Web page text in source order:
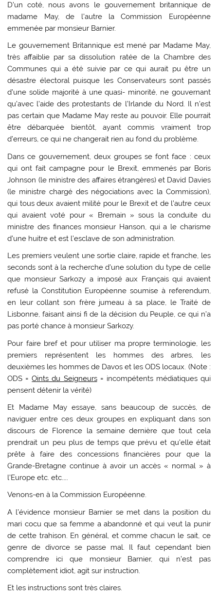
D’un coté, nous avons le gouvernement britannique de
madame May, de l’autre la Commission Européenne
emmenée par monsieur Barnier.
Le gouvernement Britannique est mené par Madame May,
très affaiblie par sa dissolution ratée de la Chambre des
Communes qui a été suivie par ce qui aurait pu être un
désastre électoral puisque les Conservateurs sont passés
d’une solide majorité à une quasi- minorité, ne gouvernant
qu’avec l’aide des protestants de l’Irlande du Nord. Il n’est
pas certain que Madame May reste au pouvoir. Elle pourrait
être débarquée bientôt, ayant commis vraiment trop
d’erreurs, ce qui ne changerait rien au fond du problème.
Dans ce gouvernement, deux groupes se font face : ceux
qui ont fait campagne pour le Brexit, emmenés par Boris
Johnson (le ministre des affaires étrangères) et David Davies
(le ministre chargé des négociations avec la Commission),
qui tous deux avaient milité pour le Brexit et de l’autre ceux
qui avaient voté pour « Bremain » sous la conduite du
ministre des finances monsieur Hanson, qui a le charisme
d’une huitre et est l’esclave de son administration.
Les premiers veulent une sortie claire, rapide et franche, les
seconds sont à la recherche d’une solution du type de celle
que monsieur Sarkozy a imposé aux Français qui avaient
refusé la Constitution Européenne soumise à referendum,
en leur collant son frère jumeau à sa place, le Traité de
Lisbonne, faisant ainsi fi de la décision du Peuple, ce qui n’a
pas porté chance à monsieur Sarkozy.
Pour faire bref et pour utiliser ma propre terminologie, les
premiers représentent les hommes des arbres, les
deuxièmes les hommes de Davos et les ODS locaux. (Note :
ODS =Oints du Seigneurs= incompétents médiatiques qui
pensent détenir la vérité)
Et Madame May essaye, sans beaucoup de succès, de
naviguer entre ces deux groupes en expliquant dans son
discours de Florence la semaine dernière que tout cela
prendrait un peu plus de temps que prévu et qu’elle était
prête à faire des concessions financières pour que la
Grande-Bretagne continue à avoir un accès « normal » à
l’Europe etc. etc.….
Venons-en à la Commission Européenne.
A l’évidence monsieur Barnier se met dans la position du
mari cocu que sa femme a abandonné et qui veut la punir
de cette trahison. En général, et comme chacun le sait, ce
genre de divorce se passe mal. Il faut cependant bien
comprendre ici que monsieur Barnier, qui n’est pas
complètement idiot, agit sur instruction.
Et les instructions sont très claires.